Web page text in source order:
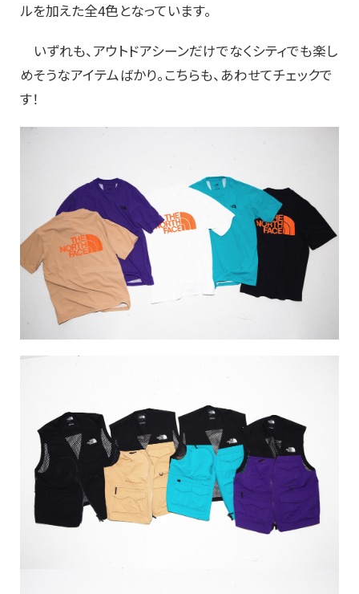
ルを加えた全4色となっています。
いずれも、アウトドアシーンだけでなくシティでも楽し
めそうなアイテムばかり。こちらも、あわせてチェックで
す！